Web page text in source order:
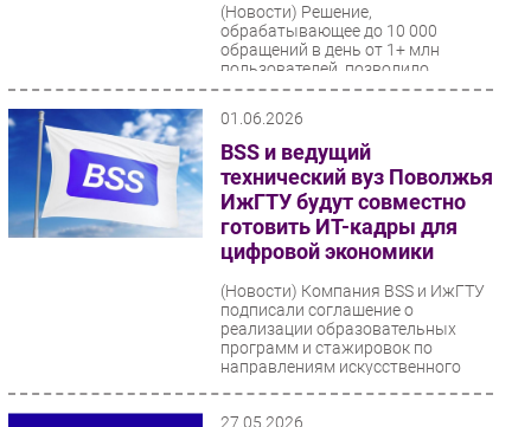
(Новости) Решение,
обрабатывающее до 10 000
обращений в день от 1+ млн
пользователей, позволило
перевести контроль качества на
01.06.2026
BSS и ведущий
технический вуз Поволжья
ИжГТУ будут совместно
готовить ИТ-кадры для
цифровой экономики
(Новости) Компания BSS и ИжГТУ
подписали соглашение о
реализации образовательных
программ и стажировок по
направлениям искусственного
27.05.2026